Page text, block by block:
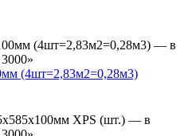
(4шт=2,83м2=0,28м3)